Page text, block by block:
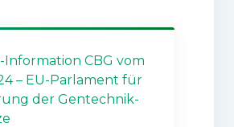
Information CBG vom
– EU-Parlament für
der Gentechnik-